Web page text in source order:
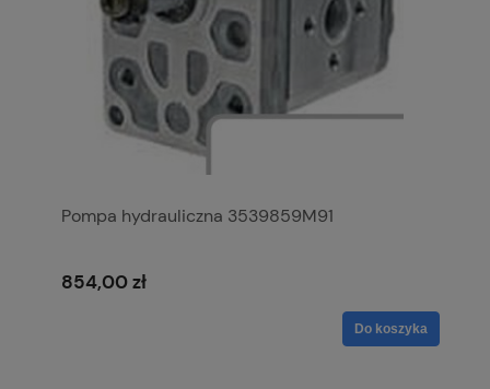
Pompa hydrauliczna 3539859M91
854,00 zł
Do koszyka